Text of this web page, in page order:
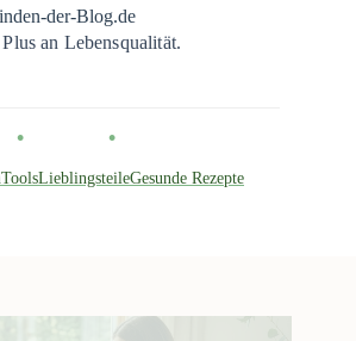
der-Blog.de
an Lebensqualität.
ToolsLieblingsteileGesunde Rezepte